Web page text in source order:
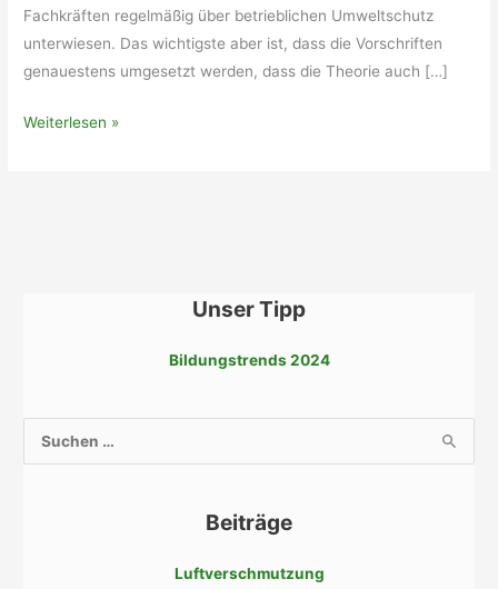
Fachkräften regelmäßig über betrieblichen Umweltschutz
unterwiesen. Das wichtigste aber ist, dass die Vorschriften
genauestens umgesetzt werden, dass die Theorie auch […]
Betrieblicher
Weiterlesen »
Unser Tipp
Bildungstrends 2024
u
Beiträge
Luftverschmutzung